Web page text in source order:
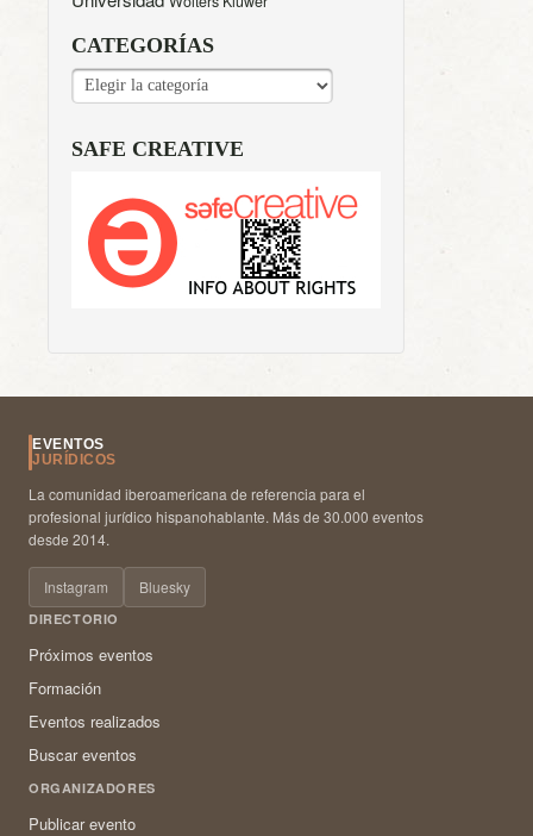
CATEGORÍAS
CATEGORÍAS
SAFE CREATIVE
EVENTOS
JURÍDICOS
La comunidad iberoamericana de referencia para el
profesional jurídico hispanohablante. Más de 30.000 eventos
desde 2014.
Instagram Bluesky
DIRECTORIO
Próximos eventos
Formación
Eventos realizados
Buscar eventos
ORGANIZADORES
Publicar evento